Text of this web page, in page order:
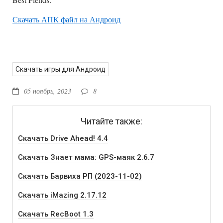
Скачать АПК файл на Андроид
Скачать игры для Андроид
05 ноябрь, 2023 8
Читайте также:
Скачать Drive Ahead! 4.4
Скачать Знает мама: GPS-маяк 2.6.7
Скачать Барвиха РП (2023-11-02)
Скачать iMazing 2.17.12
Скачать RecBoot 1.3